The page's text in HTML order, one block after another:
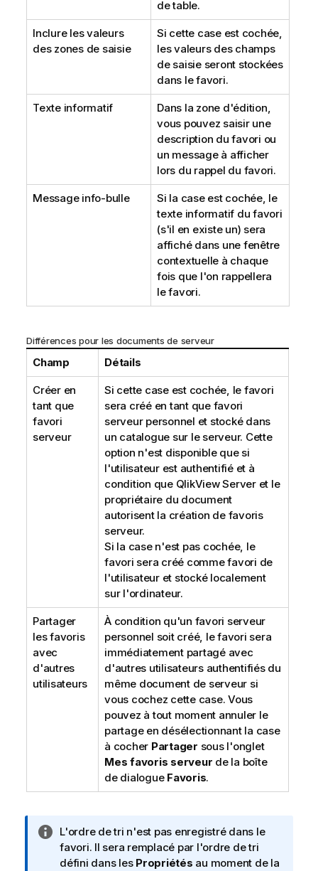
de table.
Inclure les valeurs
des zones de saisie
Si cette case est cochée,
les valeurs des champs
de saisie seront stockées
dans le favori.
Texte informatif
Dans la zone d'édition,
vous pouvez saisir une
description du favori ou
un message à afficher
lors du rappel du favori.
Message info-bulle
Si la case est cochée, le
texte informatif du favori
(s'il en existe un) sera
affiché dans une fenêtre
contextuelle à chaque
fois que l'on rappellera
le favori.
Différences pour les documents de serveur
Champ Détails
Créer en
tant que
favori
serveur
Si cette case est cochée, le favori
sera créé en tant que favori
serveur personnel et stocké dans
un catalogue sur le serveur. Cette
option n'est disponible que si
l'utilisateur est authentifié et à
condition que QlikView Server et le
propriétaire du document
autorisent la création de favoris
serveur.
Si la case n'est pas cochée, le
favori sera créé comme favori de
l'utilisateur et stocké localement
sur l'ordinateur.
Partager
les favoris
avec
d'autres
utilisateurs
À condition qu'un favori serveur
personnel soit créé, le favori sera
immédiatement partagé avec
d'autres utilisateurs authentifiés du
même document de serveur si
vous cochez cette case. Vous
pouvez à tout moment annuler le
partage en désélectionnant la case
à cocher Partager sous l'onglet
Mes favoris serveur de la boîte
de dialogue Favoris.
N
o
t
L'ordre de tri n'est pas enregistré dans le
favori. Il sera remplacé par l'ordre de tri
défini dans les Propriétés au moment de la